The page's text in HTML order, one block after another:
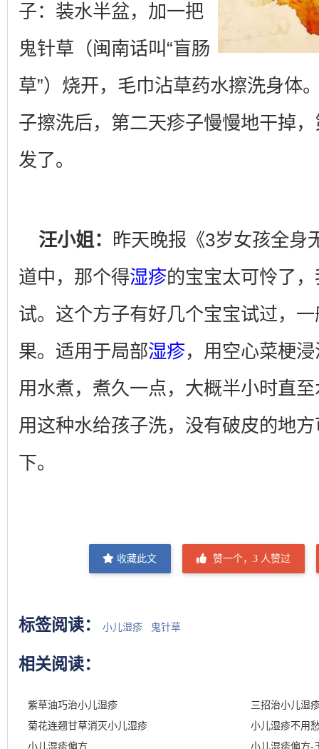
子：装水半盆，加一把
鬼针草（闽南话叫“盲肠
草”）烧开，毛巾沾草药水擦洗身体
子擦洗后，第二天疹子慢慢地干掉
发了。
汪小姐： 昨天晚报《3岁女孩全身
道中，那个得湿疹的宝宝太可怜了
试。这个方子有好几个宝宝试过，
果。适用于局部湿疹，用空心菜梗
用水煮，煮久一点，大概半小时直
用这种水给孩子洗，没有破皮的地
下。
收藏此文 赞一个， 3 人赞过
标签阅读： 小儿湿疹 鬼针草
相关阅读：
紫草油巧治小儿湿疹
三招治小儿湿
菊花连翘甘草消灭小儿湿疹
小儿湿疹不用
小儿湿疹偏方
小儿湿疹偏方-